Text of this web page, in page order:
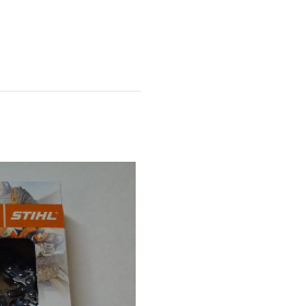
Sägen
hinzufügen